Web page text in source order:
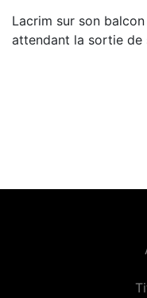
Lacrim sur son
attendant la sortie